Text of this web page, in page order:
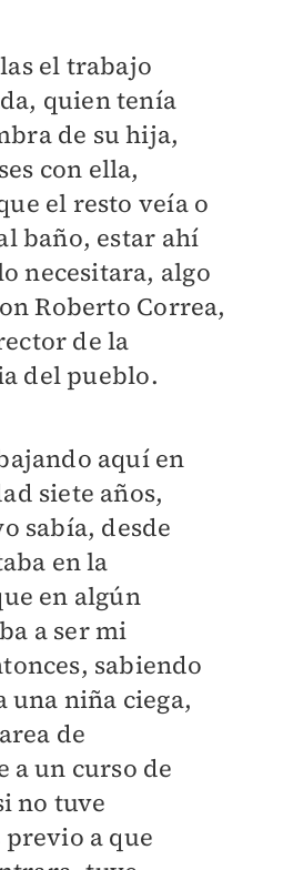
el trabajo
quien tenía
de su hija,
con ella,
el resto veía o
baño, estar ahí
necesitara, algo
Roberto Correa,
de la
del pueblo.
aquí en
siete años,
sabía, desde
en la
en algún
a ser mi
sabiendo
una niña ciega,
de
un curso de
no tuve
a que